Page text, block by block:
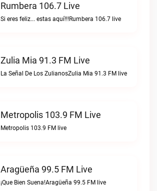
Rumbera 106.7 Live
Si eres feliz... estas aquí!!!Rumbera 106.7 live
Zulia Mia 91.3 FM Live
La Señal De Los ZulianosZulia Mia 91.3 FM live
Metropolis 103.9 FM Live
Metropolis 103.9 FM live
Aragüeña 99.5 FM Live
¡Que Bien Suena!Aragüeña 99.5 FM live